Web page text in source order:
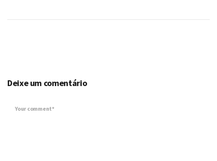
Deixe um comentário
Your comment*